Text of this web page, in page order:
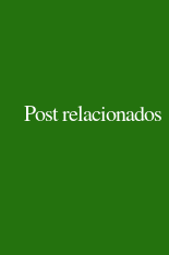
Post relacionados